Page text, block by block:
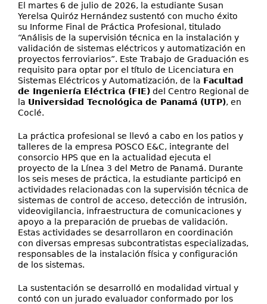
El martes 6 de julio de 2026, la estudiante Susan
Yerelsa Quiróz Hernández sustentó con mucho éxito
su Informe Final de Práctica Profesional, titulado
“Análisis de la supervisión técnica en la instalación y
validación de sistemas eléctricos y automatización en
proyectos ferroviarios”. Este Trabajo de Graduación es
requisito para optar por el título de Licenciatura en
Sistemas Eléctricos y Automatización, de la Facultad
de Ingeniería Eléctrica (FIE) del Centro Regional de
la Universidad Tecnológica de Panamá (UTP), en
Coclé.
La práctica profesional se llevó a cabo en los patios y
talleres de la empresa POSCO E&C, integrante del
consorcio HPS que en la actualidad ejecuta el
proyecto de la Línea 3 del Metro de Panamá. Durante
los seis meses de práctica, la estudiante participó en
actividades relacionadas con la supervisión técnica de
sistemas de control de acceso, detección de intrusión,
videovigilancia, infraestructura de comunicaciones y
apoyo a la preparación de pruebas de validación.
Estas actividades se desarrollaron en coordinación
con diversas empresas subcontratistas especializadas,
responsables de la instalación física y configuración
de los sistemas.
La sustentación se desarrolló en modalidad virtual y
contó con un jurado evaluador conformado por los